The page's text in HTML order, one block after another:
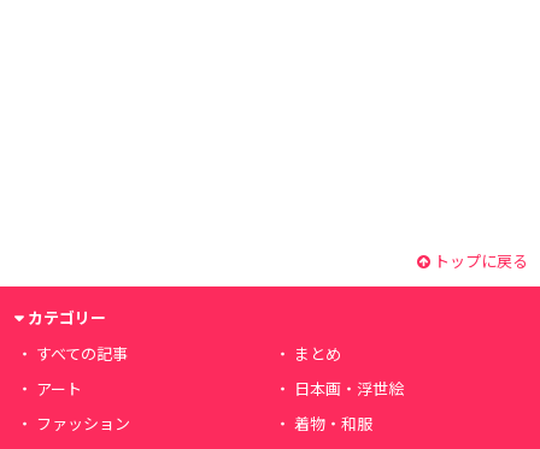
トップに戻る
カテゴリー
すべての記事
まとめ
アート
日本画・浮世絵
ファッション
着物・和服